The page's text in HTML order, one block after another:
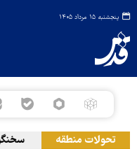
پنجشنبه ۱۵ مرداد ۱۴۰۵
تحولات منطقه